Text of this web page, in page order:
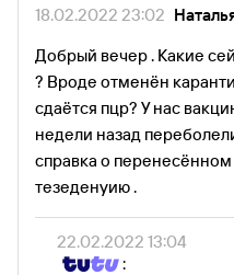
18.02.2022 23:02
Добрый вечер . Какие
? Вроде отменён
сдаётся пцр? У нас
недели назад
справка о
тезеденуию .
22.02.2022 13:04
: